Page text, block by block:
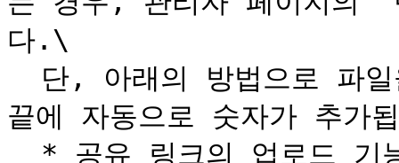
다.\
끝에 자동으로 숫자가 추가